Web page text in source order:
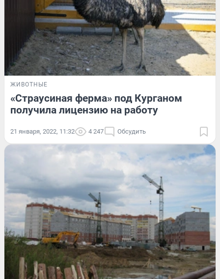
ЖИВОТНЫЕ
«Страусиная ферма» под Курганом
получила лицензию на работу
21 января, 2022, 11:32 4 247 Обсудить